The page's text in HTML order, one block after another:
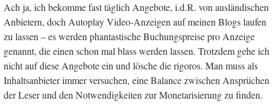
Ach ja, ich bekomme fast täglich Angebote, i.d.R. von ausländischen
Anbietern, doch Autoplay Video-Anzeigen auf meinen Blogs laufen
zu lassen – es werden phantastische Buchungspreise pro Anzeige
genannt, die einen schon mal blass werden lassen. Trotzdem gehe ich
nicht auf diese Angebote ein und lösche die rigoros. Man muss als
Inhaltsanbieter immer versuchen, eine Balance zwischen Ansprüchen
der Leser und den Notwendigkeiten zur Monetarisierung zu finden.